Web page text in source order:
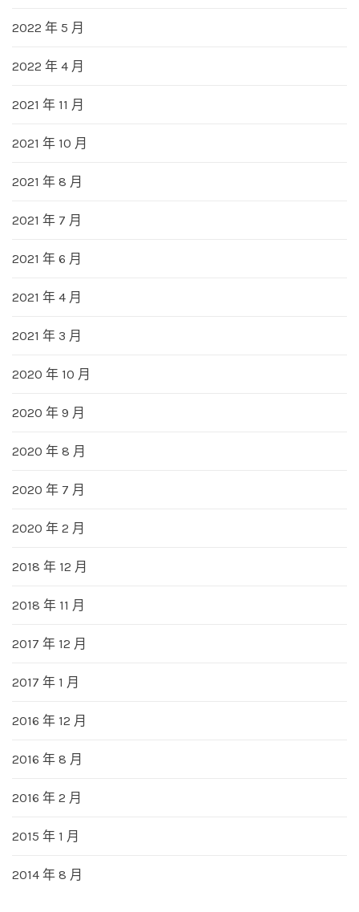
2022 年 5 月
2022 年 4 月
2021 年 11 月
2021 年 10 月
2021 年 8 月
2021 年 7 月
2021 年 6 月
2021 年 4 月
2021 年 3 月
2020 年 10 月
2020 年 9 月
2020 年 8 月
2020 年 7 月
2020 年 2 月
2018 年 12 月
2018 年 11 月
2017 年 12 月
2017 年 1 月
2016 年 12 月
2016 年 8 月
2016 年 2 月
2015 年 1 月
2014 年 8 月